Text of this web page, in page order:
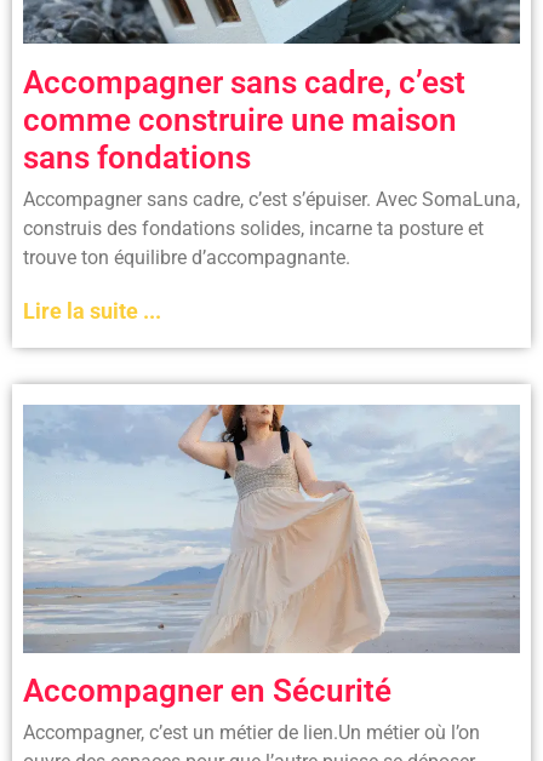
Accompagner sans cadre, c’est
comme construire une maison
sans fondations
Accompagner sans cadre, c’est s’épuiser. Avec SomaLuna,
construis des fondations solides, incarne ta posture et
trouve ton équilibre d’accompagnante.
Lire la suite ...
Accompagner en Sécurité
Accompagner, c’est un métier de lien.Un métier où l’on